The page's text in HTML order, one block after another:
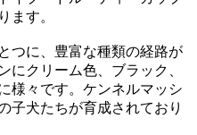
ます。
つに、豊富な種類の経路が
にクリーム色、ブラック、
様々です。ケンネルマッシ
子犬たちが育成されており